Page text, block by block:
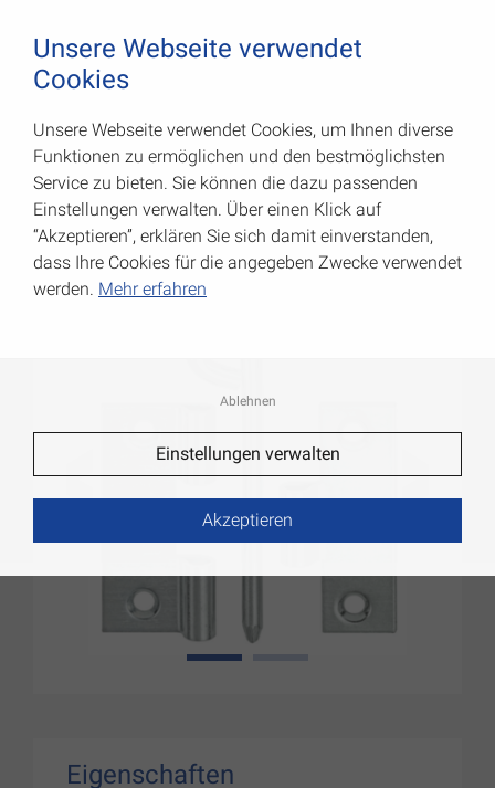
Kulissenscharniere
Art.-Nr.: 000056070ZR
1
Eigenschaften
Unsere Webseite verwendet
Cookies
Unsere Webseite verwendet Cookies, um Ihnen diverse
Funktionen zu ermöglichen und den bestmöglichsten
Service zu bieten. Sie können die dazu passenden
Einstellungen verwalten. Über einen Klick auf
“Akzeptieren”, erklären Sie sich damit einverstanden,
dass Ihre Cookies für die angegeben Zwecke verwendet
werden. Mehr erfahren
Ablehnen
Einstellungen verwalten
Akzeptieren